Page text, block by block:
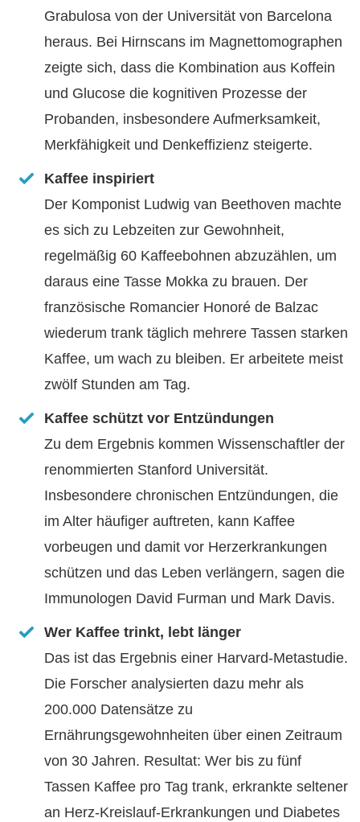
Grabulosa von der Universität von Barcelona
heraus. Bei Hirnscans im Magnettomographen
zeigte sich, dass die Kombination aus Koffein
und Glucose die kognitiven Prozesse der
Probanden, insbesondere Aufmerksamkeit,
Merkfähigkeit und Denkeffizienz steigerte.
Kaffee inspiriert
Der Komponist Ludwig van Beethoven machte
es sich zu Lebzeiten zur Gewohnheit,
regelmäßig 60 Kaffeebohnen abzuzählen, um
daraus eine Tasse Mokka zu brauen. Der
französische Romancier Honoré de Balzac
wiederum trank täglich mehrere Tassen starken
Kaffee, um wach zu bleiben. Er arbeitete meist
zwölf Stunden am Tag.
Kaffee schützt vor Entzündungen
Zu dem Ergebnis kommen Wissenschaftler der
renommierten Stanford Universität.
Insbesondere chronischen Entzündungen, die
im Alter häufiger auftreten, kann Kaffee
vorbeugen und damit vor Herzerkrankungen
schützen und das Leben verlängern, sagen die
Immunologen David Furman und Mark Davis.
Wer Kaffee trinkt, lebt länger
Das ist das Ergebnis einer Harvard-Metastudie.
Die Forscher analysierten dazu mehr als
200.000 Datensätze zu
Ernährungsgewohnheiten über einen Zeitraum
von 30 Jahren. Resultat: Wer bis zu fünf
Tassen Kaffee pro Tag trank, erkrankte seltener
an Herz-Kreislauf-Erkrankungen und Diabetes